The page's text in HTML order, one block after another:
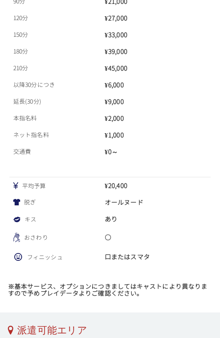
120分 ¥27,000
150分 ¥33,000
180分 ¥39,000
210分 ¥45,000
以降30分につき ¥6,000
延長(30分) ¥9,000
本指名料 ¥2,000
ネット指名料 ¥1,000
交通費 ¥0～
平均予算 ¥20,400
脱ぎ オールヌード
キス あり
おさわり 〇
フィニッシュ 口またはスマタ
※基本サービス、オプションにつきましてはキャストにより異なりま
すので予めプレイデータよりご確認ください。
派遣可能エリア